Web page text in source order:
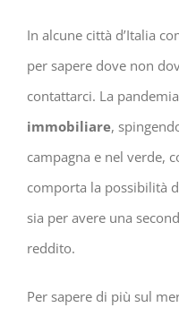
In alcune città d’Italia
per sapere dove non
contattarci. La
immobiliare,
campagna e nel verde,
comporta la possibilità
sia per avere una
reddito.
Per sapere di più sul